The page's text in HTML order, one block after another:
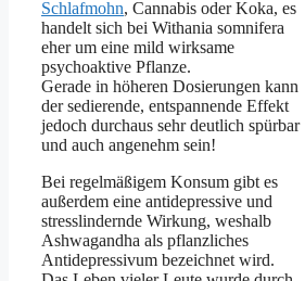
Schlafmohn, Cannabis oder Koka, es
handelt sich bei Withania somnifera
eher um eine mild wirksame
psychoaktive Pflanze.
Gerade in höheren Dosierungen kann
der sedierende, entspannende Effekt
jedoch durchaus sehr deutlich spürbar
und auch angenehm sein!
Bei regelmäßigem Konsum gibt es
außerdem eine antidepressive und
stresslindernde Wirkung, weshalb
Ashwagandha als pflanzliches
Antidepressivum bezeichnet wird.